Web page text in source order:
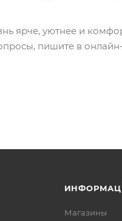
ярче, уютнее и
пишите в
Магазины